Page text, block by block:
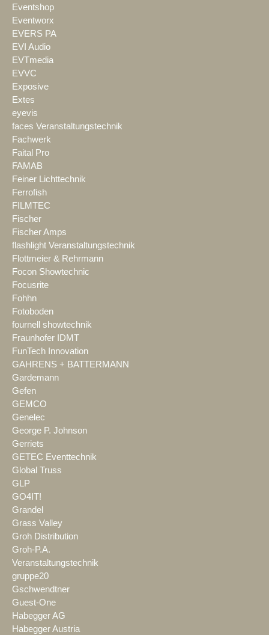
Eventshop
Eventworx
EVERS PA
EVI Audio
EVTmedia
EVVC
Exposive
Extes
eyevis
faces Veranstaltungstechnik
Fachwerk
Faital Pro
FAMAB
Feiner Lichttechnik
Ferrofish
FILMTEC
Fischer
Fischer Amps
flashlight Veranstaltungstechnik
Flottmeier & Rehrmann
Focon Showtechnic
Focusrite
Fohhn
Fotoboden
fournell showtechnik
Fraunhofer IDMT
FunTech Innovation
GAHRENS + BATTERMANN
Gardemann
Gefen
GEMCO
Genelec
George P. Johnson
Gerriets
GETEC Eventtechnik
Global Truss
GLP
GO4IT!
Grandel
Grass Valley
Groh Distribution
Groh-P.A.
Veranstaltungstechnik
gruppe20
Gschwendtner
Guest-One
Habegger AG
Habegger Austria